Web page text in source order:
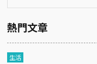
熱門文章
生活